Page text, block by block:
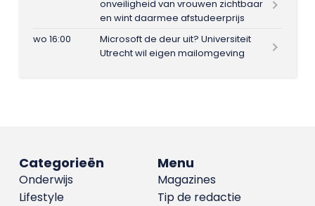
onveiligheid van vrouwen zichtbaar
en wint daarmee afstudeerprijs
wo 16:00
Microsoft de deur uit? Universiteit
Utrecht wil eigen mailomgeving
Menu
Magazines
Tip de redactie
Categorieën
Onderwijs
Lifestyle